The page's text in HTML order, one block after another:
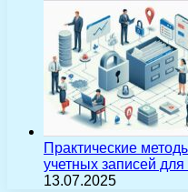
Практические
учетных записей
13.07.2025